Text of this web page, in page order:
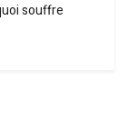
souffre